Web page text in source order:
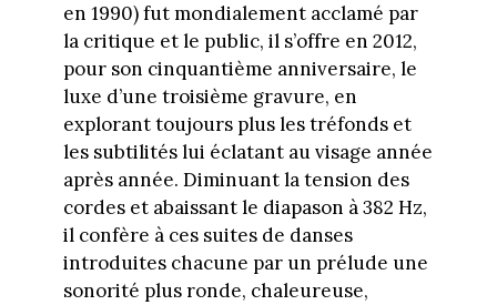
en 1990) fut mondialement acclamé par
la critique et le public, il s’offre en 2012,
pour son cinquantième anniversaire, le
luxe d’une troisième gravure, en
explorant toujours plus les tréfonds et
les subtilités lui éclatant au visage année
après année. Diminuant la tension des
cordes et abaissant le diapason à 382 Hz,
il confère à ces suites de danses
introduites chacune par un prélude une
sonorité plus ronde, chaleureuse,